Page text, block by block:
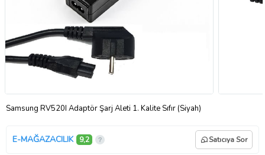
Samsung RV520I Adaptör Şarj Aleti 1. Kalite Sıfır (Siyah)
E-MAĞAZACILIK 9,2 Satıcıya Sor